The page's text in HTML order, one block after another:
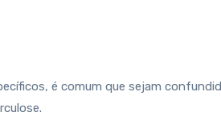
é comum que sejam